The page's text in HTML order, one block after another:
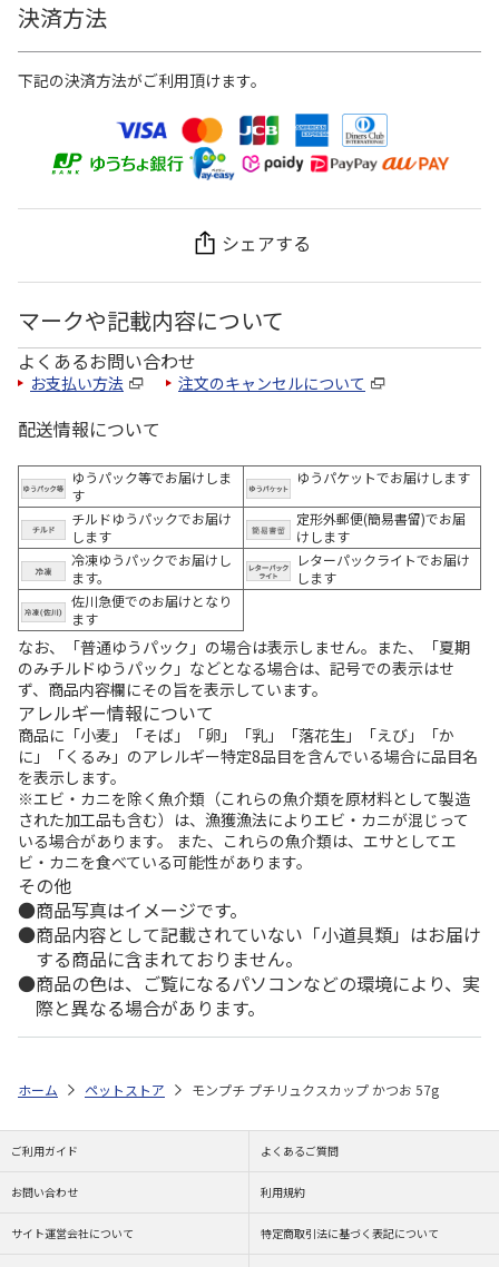
決済方法
下記の決済方法がご利用頂けます。
シェアする
マークや記載内容について
よくあるお問い合わせ
お支払い方法 注文のキャンセルについて
配送情報について
ゆうパック等でお届けしま
す
ゆうパケットでお届けします
チルドゆうパックでお届け
します
定形外郵便(簡易書留)でお届
けします
冷凍ゆうパックでお届けし
ます。
レターパックライトでお届け
します
佐川急便でのお届けとなり
ます
なお、「普通ゆうパック」の場合は表示しません。また、「夏期
のみチルドゆうパック」などとなる場合は、記号での表示はせ
ず、商品内容欄にその旨を表示しています。
アレルギー情報について
商品に「小麦」「そば」「卵」「乳」「落花生」「えび」「か
に」「くるみ」のアレルギー特定8品目を含んでいる場合に品目名
を表示します。
※エビ・カニを除く魚介類（これらの魚介類を原材料として製造
された加工品も含む）は、漁獲漁法によりエビ・カニが混じって
いる場合があります。 また、これらの魚介類は、エサとしてエ
ビ・カニを食べている可能性があります。
その他
商品写真はイメージです。
商品内容として記載されていない「小道具類」はお届け
する商品に含まれておりません。
商品の色は、ご覧になるパソコンなどの環境により、実
際と異なる場合があります。
ホーム ペットストア モンプチ プチリュクスカップ かつお 57g
ご利用ガイド よくあるご質問
お問い合わせ 利用規約
サイト運営会社について 特定商取引法に基づく表記について